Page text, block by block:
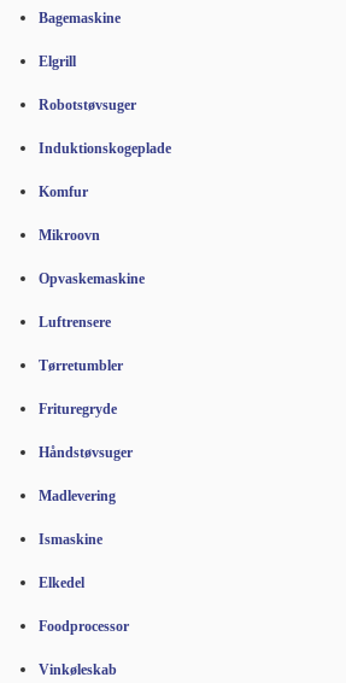
Bagemaskine
Elgrill
Robotstøvsuger
Induktionskogeplade
Komfur
Mikroovn
Opvaskemaskine
Luftrensere
Tørretumbler
Frituregryde
Håndstøvsuger
Madlevering
Ismaskine
Elkedel
Foodprocessor
Vinkøleskab